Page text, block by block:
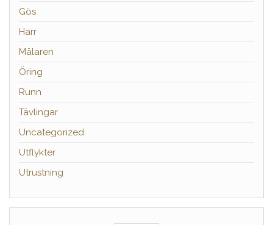
Gös
Harr
Mälaren
Öring
Runn
Tävlingar
Uncategorized
Utflykter
Utrustning